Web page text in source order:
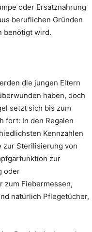
oder Ersatznahrung
beruflichen Gründen
benötigt wird.
die jungen Eltern
haben, doch
setzt sich bis zum
fort: In den Regalen
Kennzahlen
zur Sterilisierung von
zur
oder
zum Fiebermessen,
natürlich Pflegetücher,